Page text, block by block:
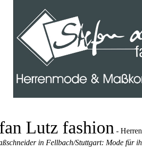
Lutz fashion -
in Fellbach/Stuttgart: Mode für